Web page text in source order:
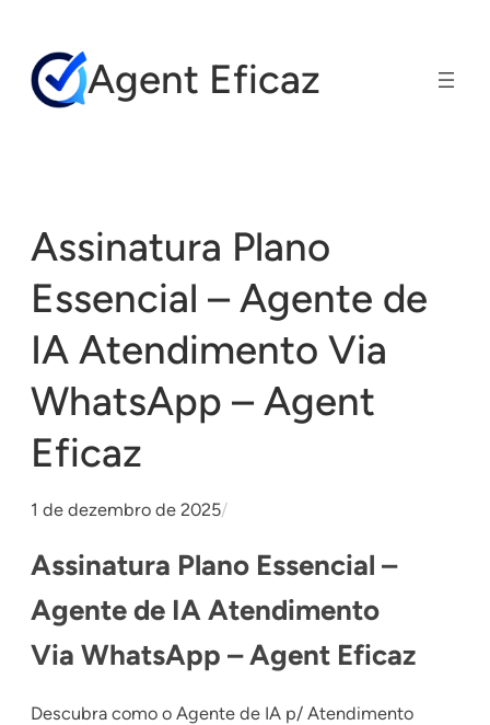
conteúdo
Agent Eficaz
Assinatura Plano
Essencial – Agente de
IA Atendimento Via
WhatsApp – Agent
Eficaz
1 de dezembro de 2025/
Assinatura Plano Essencial –
Agente de IA Atendimento
Via WhatsApp – Agent Eficaz
Descubra como o Agente de IA p/ Atendimento